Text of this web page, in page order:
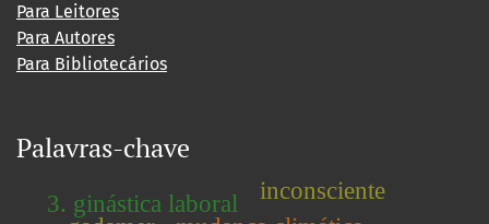
Para Leitores
Para Autores
Para Bibliotecários
Palavras-chave
3. ginástica laboral inconsciente